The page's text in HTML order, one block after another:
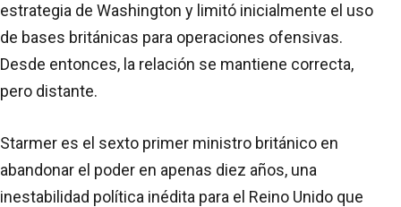
estrategia de Washington y limitó inicialmente el uso
de bases británicas para operaciones ofensivas.
Desde entonces, la relación se mantiene correcta,
pero distante.
Starmer es el sexto primer ministro británico en
abandonar el poder en apenas diez años, una
inestabilidad política inédita para el Reino Unido que